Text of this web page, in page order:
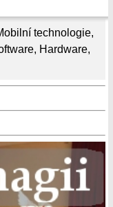
technologie,
, Hardware,